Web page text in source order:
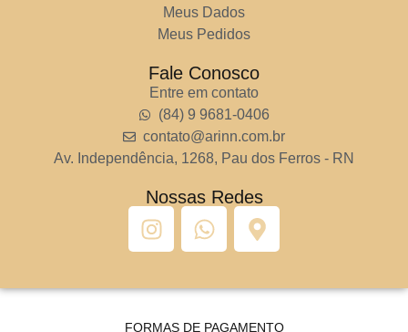
Meus Dados
Meus Pedidos
Fale Conosco
Entre em contato
(84) 9 9681-0406
contato@arinn.com.br
Av. Independência, 1268, Pau dos Ferros - RN
Nossas Redes
FORMAS DE PAGAMENTO